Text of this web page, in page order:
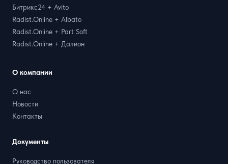
Битрикс24 + Avito
Radist.Online + Albato
Radist.Online + Part Soft
Radist.Online + Далион
О компании
О нас
Новости
Контакты
Документы
Руководство пользователя